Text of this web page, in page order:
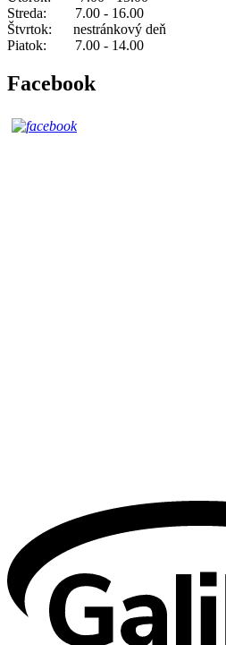
Streda: 7.00 - 16.00
Štvrtok: nestránkový deň
Piatok: 7.00 - 14.00
Facebook